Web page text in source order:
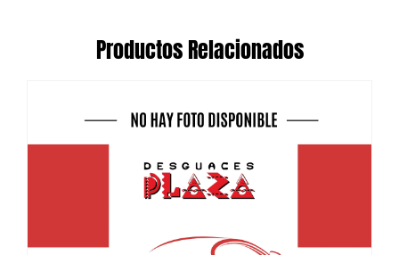
Productos Relacionados